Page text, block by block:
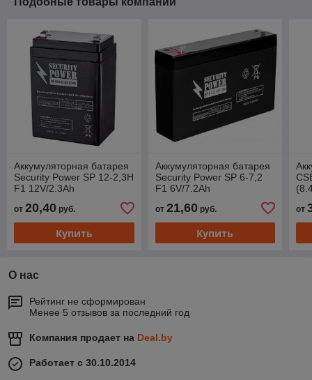
Аккумуляторная батарея
Security Power SP 12-2,3H
F1 12V/2.3Ah
от 20,40 руб.
Купить
Аккумуляторная батарея
Security Power SP 6-7,2
F1 6V/7.2Ah
от 21,60руб.
Купить
от
О нас
Рейтинг не сформирован
Менее 5 отзывов за последний год
Компания продает на Deal.by
Работает с 30.10.2014